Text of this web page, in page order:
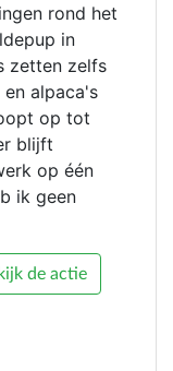
rond het
in
zetten zelfs
alpaca's
op tot
blijft
op één
ik geen
de actie